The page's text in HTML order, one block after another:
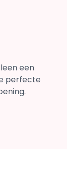
een
perfecte